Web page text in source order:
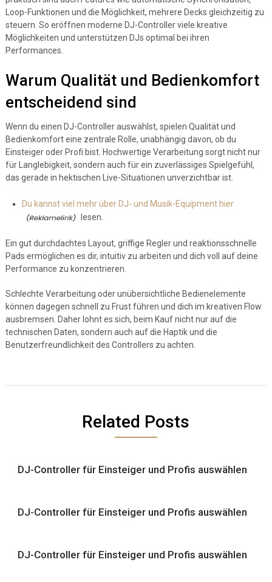
Loop-Funktionen und die Möglichkeit, mehrere Decks gleichzeitig zu
steuern. So eröffnen moderne DJ-Controller viele kreative
Möglichkeiten und unterstützen DJs optimal bei ihren
Performances.
Warum Qualität und Bedienkomfort
entscheidend sind
Wenn du einen DJ-Controller auswählst, spielen Qualität und
Bedienkomfort eine zentrale Rolle, unabhängig davon, ob du
Einsteiger oder Profi bist. Hochwertige Verarbeitung sorgt nicht nur
für Langlebigkeit, sondern auch für ein zuverlässiges Spielgefühl,
das gerade in hektischen Live-Situationen unverzichtbar ist.
Du kannst viel mehr über DJ- und Musik-Equipment hier
lesen.
Ein gut durchdachtes Layout, griffige Regler und reaktionsschnelle
Pads ermöglichen es dir, intuitiv zu arbeiten und dich voll auf deine
Performance zu konzentrieren.
Schlechte Verarbeitung oder unübersichtliche Bedienelemente
können dagegen schnell zu Frust führen und dich im kreativen Flow
ausbremsen. Daher lohnt es sich, beim Kauf nicht nur auf die
technischen Daten, sondern auch auf die Haptik und die
Benutzerfreundlichkeit des Controllers zu achten.
Related Posts
DJ-Controller für Einsteiger und Profis auswählen
DJ-Controller für Einsteiger und Profis auswählen
DJ-Controller für Einsteiger und Profis auswählen